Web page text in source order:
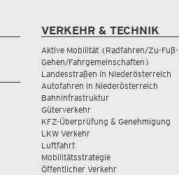
VERKEHR & TECHNIK
Aktive Mobilität (Radfahren/Zu-Fuß-
Gehen/Fahrgemeinschaften)
Landesstraßen in Niederösterreich
Autofahren in Niederösterreich
Bahninfrastruktur
Güterverkehr
KFZ-Überprüfung & Genehmigung
LKW Verkehr
Luftfahrt
Mobilitätsstrategie
Öffentlicher Verkehr